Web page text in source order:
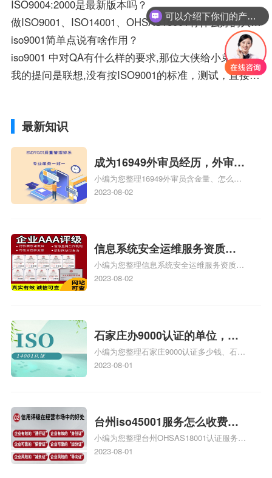
ISO9004:2000是最新版本吗？
做ISO9001、ISO14001、OHSAS18001有什么好的大品牌？
iso9001简单点说有啥作用？
iso9001 中对QA有什么样的要求,那位大侠给小弟解释下,谢谢了!
我的提问是联想,没有按ISO9001的标准，测试，直接骗卖给客户，请解释．
最新知识
成为16949外审员经历，外审员
16949
小编为您整理16949外审员含金量、怎么才
能成为注册的TS16949:2009的外审员、我
2023-08-02
信息系统安全运维服务资质二
级费用，信息系统安全运维服
务资质二级
小编为您整理信息系统安全运维服务资质认
证证书机构有哪些、安全运维服务资质的费
体系认证知识，详情可查看下方正文！
2023-08-02
石家庄办9000认证的单位，石
家庄9000认证的公司
小编为您整理石家庄9000认证多少钱、石家
庄9000认证价格多少钱、石家庄9000认证
2023-08-01
台州iso45001服务怎么收费，
台州iso45001认证服务怎么收
费
小编为您整理台州OHSAS18001认证服务中
心哪家收费便宜、台州ISO9000认证，哪个
2023-08-01
可以介绍下你们的产品么？